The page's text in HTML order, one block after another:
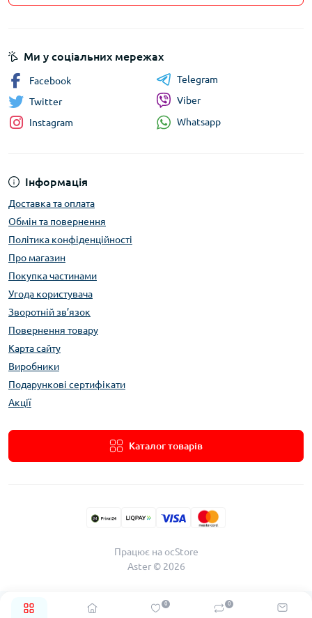
0 0
Інформація
Доставка та оплата
Обмін та повернення
Політика конфіденційності
Про магазин
Покупка частинами
Угода користувача
Зворотній зв’язок
Повернення товару
Карта сайту
Виробники
Подарункові сертифікати
Акції
Каталог товарів
Ми у соціальних мережах
Facebook
Twitter
Instagram
Telegram
Viber
Whatsapp
Працює наocStore
Aster © 2026